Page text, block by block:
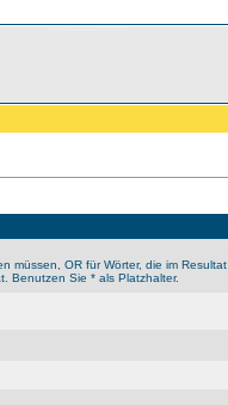
müssen, OR für Wörter, die im Resultat
Benutzen Sie * als Platzhalter.